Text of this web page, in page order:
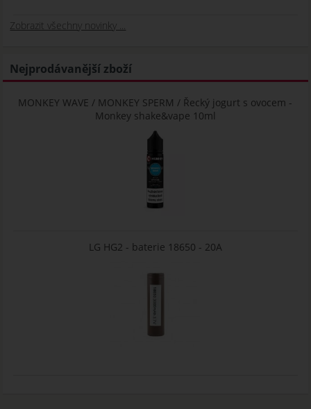
Zobrazit všechny novinky ...
Nejprodávanější zboží
MONKEY WAVE / MONKEY SPERM / Řecký jogurt s ovocem -
Monkey shake&vape 10ml
LG HG2 - baterie 18650 - 20A